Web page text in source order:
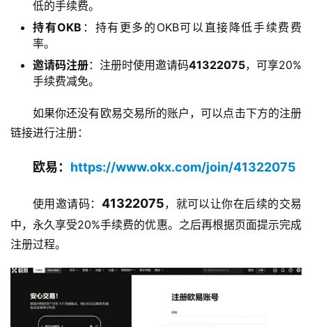
题
低的手续费。
持有OKB ：持有更多的OKB可以直接降低手续费费
率。
邀请码注册：注册时使用邀请码41322075，可享20%
手续费减免。
如果你还没有欧易交易所的账户，可以点击下方的注册
链接进行注册：
欧易： https://www.okx.com/join/41322075
使用邀请码： 41322075，就可以让你在后续的交易
中，永久享受20%手续费的优惠。之后再根据页面提示完成
注册过程。